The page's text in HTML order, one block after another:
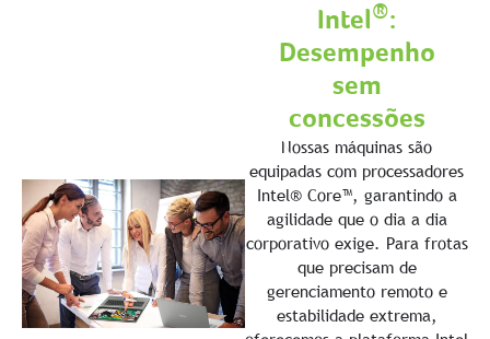
Intel®:
Desempenho
sem
concessões
Nossas máquinas são
equipadas com processadores
Intel® Core™, garantindo a
agilidade que o dia a dia
corporativo exige. Para frotas
que precisam de
gerenciamento remoto e
estabilidade extrema,